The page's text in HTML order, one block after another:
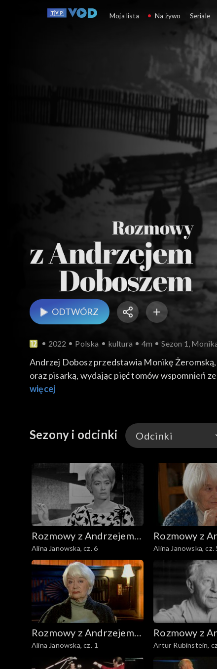
ODTWÓRZ
2022 Polska kultura 4m Sezon 1,
Andrzej Dobosz przedstawia Monikę
oraz pisarką, wydając pięć tomów wspomnień
dla niej szczególnym była starożytna osada
więcej
Sezony i odcinki Odcinki
Odcinki
Rozmowy z Andrzejem
Doboszem
Alina Janowska, cz. 6
Rozmowy z
Doboszem
Alina Janowska, cz.
Rozmowy z Andrzejem
Doboszem
Alina Janowska, cz. 1
Rozmowy z
Doboszem
Artur Rubinstein,
Moja lista Na żywo Seriale